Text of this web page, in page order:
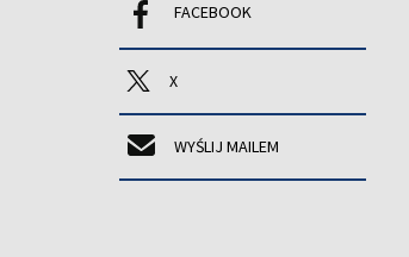
FACEBOOK
X
WYŚLIJ MAILEM